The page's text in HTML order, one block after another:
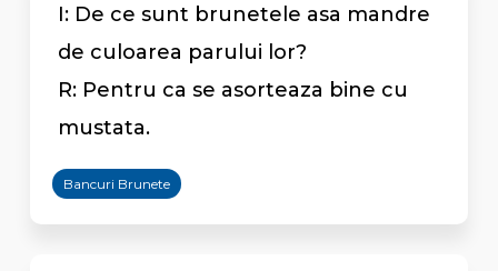
I: De ce sunt brunetele asa mandre
de culoarea parului lor?
R: Pentru ca se asorteaza bine cu
mustata.
Bancuri Brunete